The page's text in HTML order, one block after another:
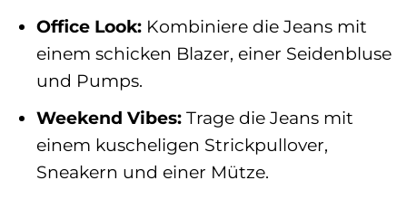
Office Look:Kombiniere die Jeans mit
einem schicken Blazer, einer Seidenbluse
und Pumps.
Weekend Vibes:Trage die Jeans mit
einem kuscheligen Strickpullover,
Sneakern und einer Mütze.